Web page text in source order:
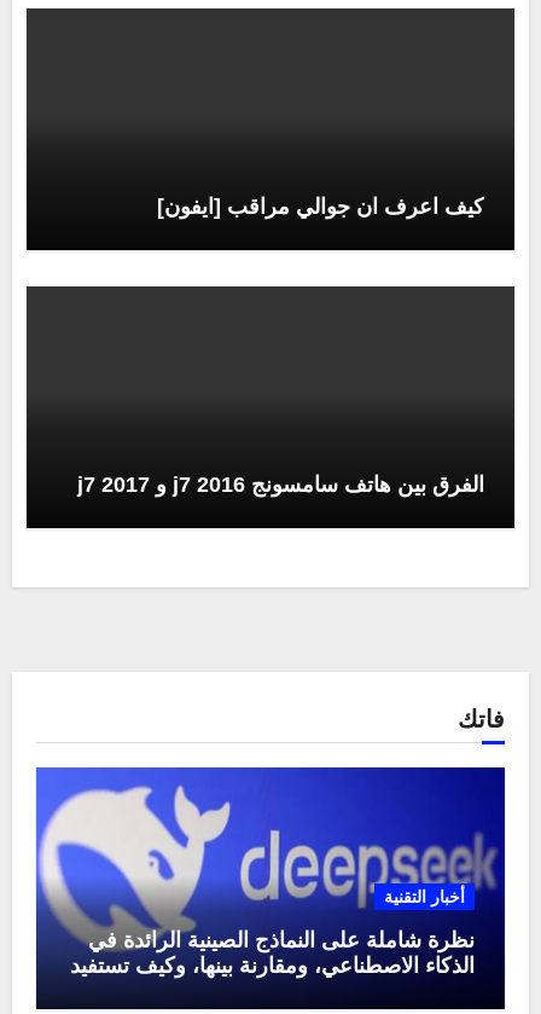
كيف اعرف ان جوالي مراقب [ايفون]
الفرق بين هاتف سامسونج j7 2016 و j7 2017
فاتك
أخبار التقنية
نظرة شاملة على النماذج الصينية الرائدة في
الذكاء الاصطناعي، ومقارنة بينها، وكيف تستفيد